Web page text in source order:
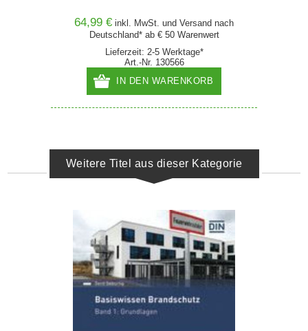
64,99 € inkl. MwSt. und Versand nach
Deutschland* ab € 50 Warenwert
Lieferzeit: 2-5 Werktage*
Art.-Nr. 130566
IN DEN WARENKORB
Weitere Titel aus dieser Kategorie